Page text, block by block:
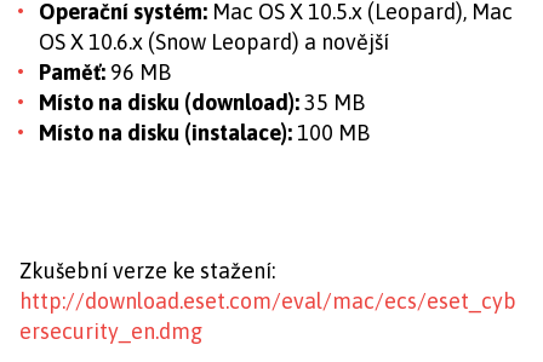
Operační systém: Mac OS X 10.5.x (Leopard), Mac
OS X 10.6.x (Snow Leopard) a novější
Paměť: 96 MB
Místo na disku (download):35 MB
Místo na disku (instalace): 100 MB
Zkušební verze ke stažení:
http://download.eset.com/eval/mac/ecs/eset_cyb
ersecurity_en.dmg